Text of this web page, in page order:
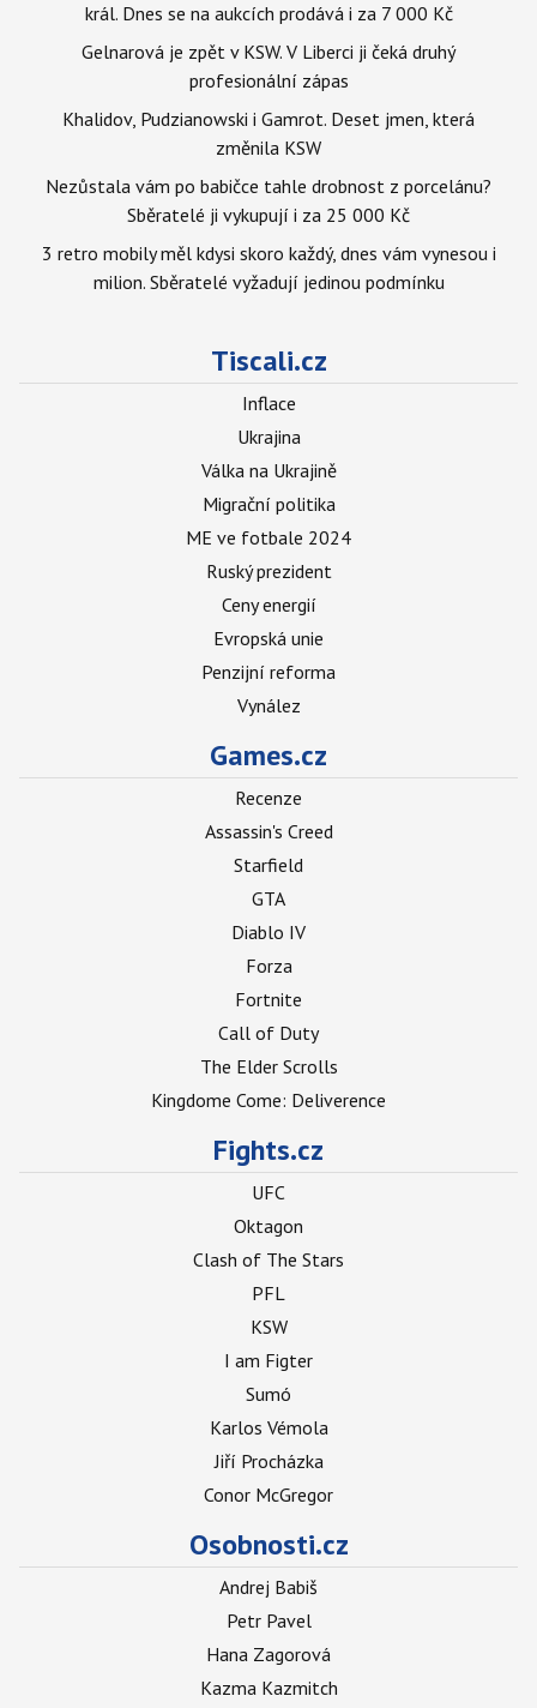
král. Dnes se na aukcích prodává i za 7 000 Kč
Gelnarová je zpět v KSW. V Liberci ji čeká druhý
profesionální zápas
Khalidov, Pudzianowski i Gamrot. Deset jmen, která
změnila KSW
Nezůstala vám po babičce tahle drobnost z porcelánu?
Sběratelé ji vykupují i za 25 000 Kč
3 retro mobily měl kdysi skoro každý, dnes vám vynesou i
milion. Sběratelé vyžadují jedinou podmínku
Tiscali.cz
Inflace
Ukrajina
Válka na Ukrajině
Migrační politika
ME ve fotbale 2024
Ruský prezident
Ceny energií
Evropská unie
Penzijní reforma
Vynález
Games.cz
Recenze
Assassin's Creed
Starfield
GTA
Diablo IV
Forza
Fortnite
Call of Duty
The Elder Scrolls
Kingdome Come: Deliverence
Fights.cz
UFC
Oktagon
Clash of The Stars
PFL
KSW
I am Figter
Sumó
Karlos Vémola
Jiří Procházka
Conor McGregor
Osobnosti.cz
Andrej Babiš
Petr Pavel
Hana Zagorová
Kazma Kazmitch